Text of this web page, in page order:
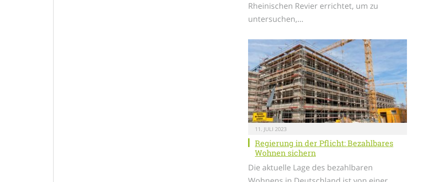
Rheinischen Revier errichtet, um zu
untersuchen,…
11. JULI 2023
Regierung in der Pflicht: Bezahlbares
Wohnen sichern
Die aktuelle Lage des bezahlbaren